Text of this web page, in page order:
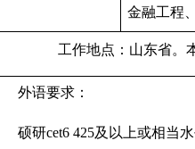
金融工程
工作地点：山东省。
外语要求：
硕研cet6 425及以上或相当